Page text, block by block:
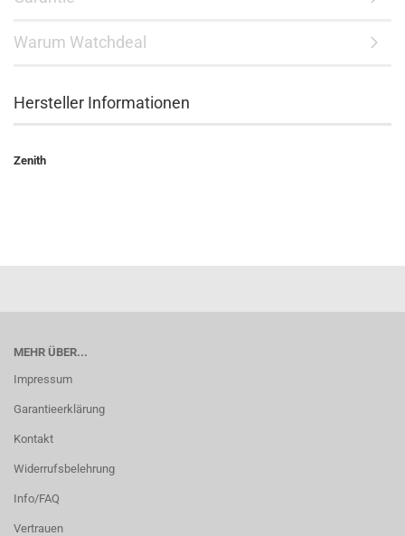
Warum Watchdeal
Hersteller Informationen
Zenith
MEHR ÜBER...
Impressum
Garantieerklärung
Kontakt
Widerrufsbelehrung
Info/FAQ
Vertrauen